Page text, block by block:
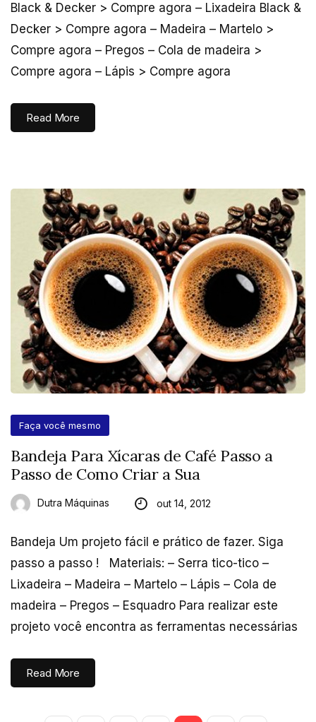
Black & Decker > Compre agora – Lixadeira Black &
Decker > Compre agora – Madeira – Martelo >
Compre agora – Pregos – Cola de madeira >
Compre agora – Lápis > Compre agora
Read More
Faça você mesmo
Bandeja Para Xícaras de Café Passo a
Passo de Como Criar a Sua
Dutra Máquinas out 14, 2012
Bandeja Um projeto fácil e prático de fazer. Siga
passo a passo ! Materiais: – Serra tico-tico –
Lixadeira – Madeira – Martelo – Lápis – Cola de
madeira – Pregos – Esquadro Para realizar este
projeto você encontra as ferramentas necessárias
Read More